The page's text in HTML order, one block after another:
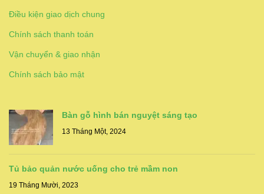
Điều kiện giao dịch chung
Chính sách thanh toán
Vận chuyển & giao nhận
Chính sách bảo mật
Bàn gỗ hình bán nguyệt sáng tạo
13 Tháng Một, 2024
Tủ bảo quản nước uống cho trẻ mầm non
19 Tháng Mười, 2023